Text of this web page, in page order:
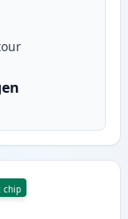
chip